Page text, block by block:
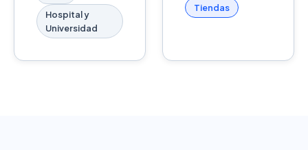
Hospital y
Universidad
Tiendas